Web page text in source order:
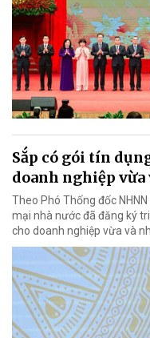
Sắp có gói tín
doanh nghiệp vừa
Theo Phó Thống đốc
mại nhà nước đã đăng ký
cho doanh nghiệp vừa và